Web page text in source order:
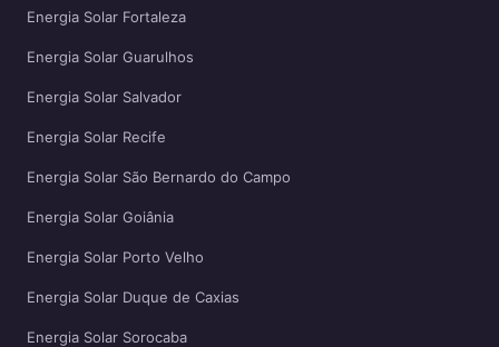
Energia Solar Fortaleza
Energia Solar Guarulhos
Energia Solar Salvador
Energia Solar Recife
Energia Solar São Bernardo do Campo
Energia Solar Goiânia
Energia Solar Porto Velho
Energia Solar Duque de Caxias
Energia Solar Sorocaba